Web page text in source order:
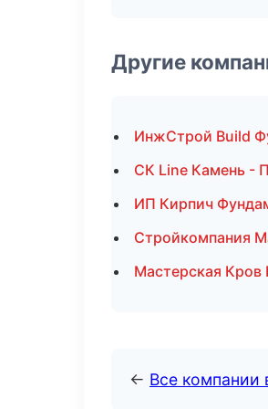
Другие
ИнжСтрой Build
СК Line Камень -
ИП Кирпич
Стройкомпания
Мастерская Кров
← Все компании